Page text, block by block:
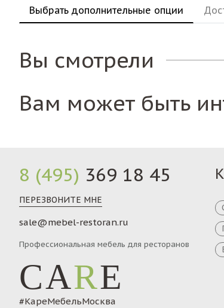
Выбрать дополнительные опции
Вы смотрели
Вам может быть
8 (495) 369 18 45
ПЕРЕЗВОНИТЕ МНЕ
sale@mebel-restoran.ru
Профессиональная мебель для ресторанов
CARE
#КареМебельМосква